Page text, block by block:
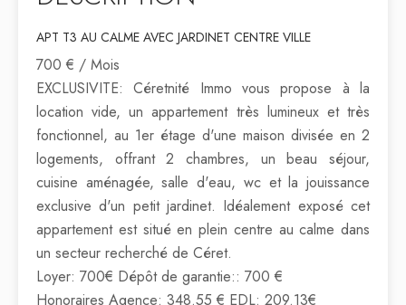
APT T3 AU CALME AVEC JARDINET CENTRE VILLE
700 € / Mois
EXCLUSIVITE: Céretnité Immo vous propose à la
location vide, un appartement très lumineux et très
fonctionnel, au 1er étage d'une maison divisée en 2
logements, offrant 2 chambres, un beau séjour,
cuisine aménagée, salle d'eau, wc et la jouissance
exclusive d'un petit jardinet. Idéalement exposé cet
appartement est situé en plein centre au calme dans
un secteur recherché de Céret.
Loyer: 700€ Dépôt de garantie:: 700 €
Honoraires Agence: 348.55 € EDL: 209.13€